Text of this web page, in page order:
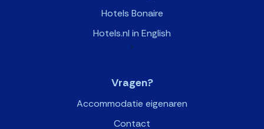
Hotels Bonaire
Hotels.nl in English
>
Vragen?
Accommodatie eigenaren
Contact